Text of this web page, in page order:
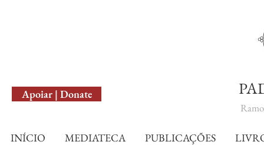
Apoiar | Donate
INÍCIO MEDIATECA PUBLICAÇÕES